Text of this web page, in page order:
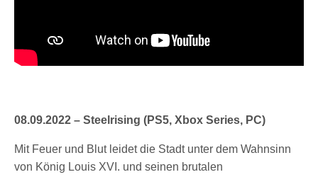
08.09.2022 – Steelrising (PS5, Xbox Series, PC)
Mit Feuer und Blut leidet die Stadt unter dem Wahnsinn
von König Louis XVI. und seinen brutalen